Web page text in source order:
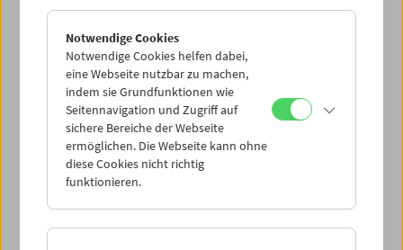
Filmmuseum ist. Ohne Pause
Notwendige Cookies
Notwendige Cookies helfen dabei,
eine Webseite nutzbar zu machen,
indem sie Grundfunktionen wie
Seitennavigation und Zugriff auf
sichere Bereiche der Webseite
ermöglichen. Die Webseite kann ohne
diese Cookies nicht richtig
funktionieren.